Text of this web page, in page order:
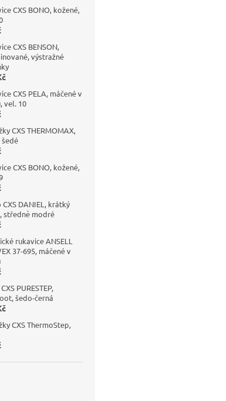
CXS BONO, kožené,
CXS BENSON,
výstražné
CXS PELA, máčené v
vel. 10
CXS THERMOMAX,
šedé
CXS BONO, kožené,
CXS DANIEL, krátký
středně modré
rukavice ANSELL
37-695, máčené v
PURESTEP,
šedo-černá
CXS ThermoStep,